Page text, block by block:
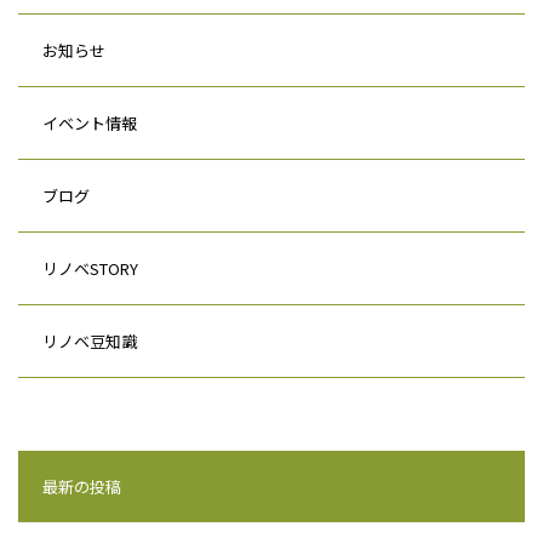
お知らせ
イベント情報
ブログ
リノベSTORY
リノベ豆知識
最新の投稿